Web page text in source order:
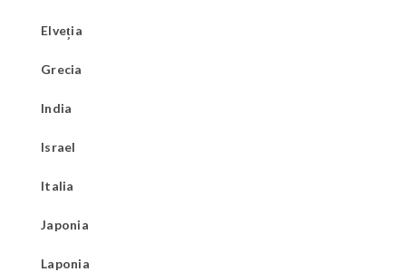
Elveția
Grecia
India
Israel
Italia
Japonia
Laponia